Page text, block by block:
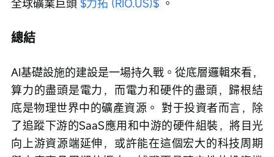
全球礦業巨頭 $力拓 (RIO.US)$ 。
總結
AI基礎設施的建設是一場持久戰。從底層邏輯來看，
算力的盡頭是電力，而電力和硬件的盡頭，歸根結
底是物理世界中的礦產資源。 對于投資者而言，除
了追蹤下游的SaaS應用和中游的硬件組裝，將目光
向上游資源端延伸，或許能在這個宏大的科技周期